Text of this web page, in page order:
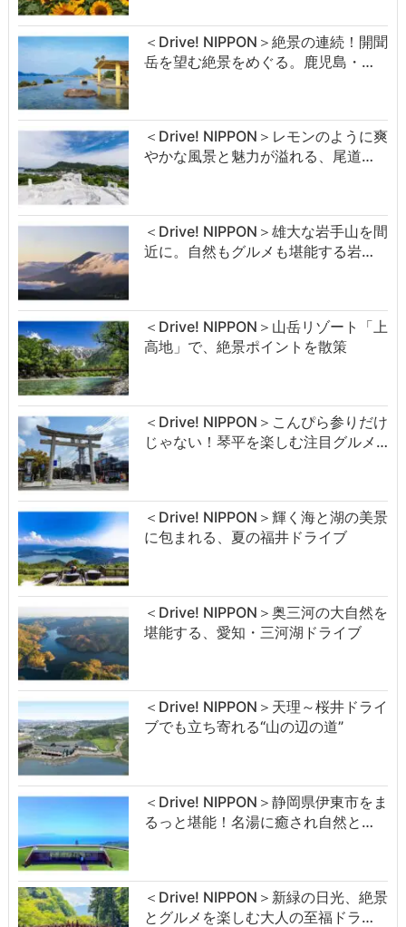
＜Drive! NIPPON＞絶景の連続！開聞
岳を望む絶景をめぐる。鹿児島・…
＜Drive! NIPPON＞レモンのように爽
やかな風景と魅力が溢れる、尾道…
＜Drive! NIPPON＞雄大な岩手山を間
近に。自然もグルメも堪能する岩…
＜Drive! NIPPON＞山岳リゾート「上
高地」で、絶景ポイントを散策
＜Drive! NIPPON＞こんぴら参りだけ
じゃない！琴平を楽しむ注目グルメ…
＜Drive! NIPPON＞輝く海と湖の美景
に包まれる、夏の福井ドライブ
＜Drive! NIPPON＞奥三河の大自然を
堪能する、愛知・三河湖ドライブ
＜Drive! NIPPON＞天理～桜井ドライ
ブでも立ち寄れる“山の辺の道”
＜Drive! NIPPON＞静岡県伊東市をま
るっと堪能！名湯に癒され自然と…
＜Drive! NIPPON＞新緑の日光、絶景
とグルメを楽しむ大人の至福ドラ…